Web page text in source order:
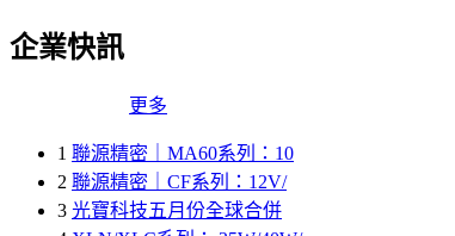
企業快訊
更多
1 聯源精密｜MA60系列：10
2 聯源精密｜CF系列：12V/
3 光寶科技五月份全球合併